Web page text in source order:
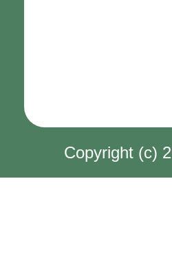
Copyright (c)